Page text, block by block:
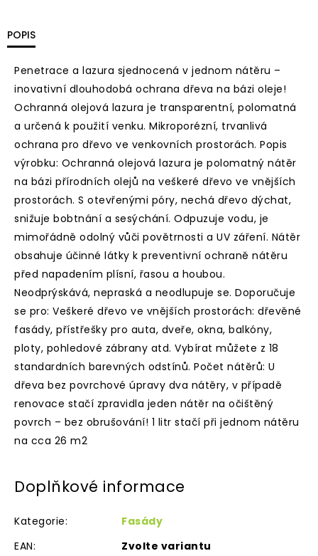
POPIS
Penetrace a lazura sjednocená v jednom nátěru –
inovativní dlouhodobá ochrana dřeva na bázi oleje!
Ochranná olejová lazura je transparentní, polomatná
a určená k použití venku. Mikroporézní, trvanlivá
ochrana pro dřevo ve venkovních prostorách. Popis
výrobku: Ochranná olejová lazura je polomatný nátěr
na bázi přírodních olejů na veškeré dřevo ve vnějších
prostorách. S otevřenými póry, nechá dřevo dýchat,
snižuje bobtnání a sesýchání. Odpuzuje vodu, je
mimořádně odolný vůči povětrnosti a UV záření. Nátěr
obsahuje účinné látky k preventivní ochraně nátěru
před napadením plísní, řasou a houbou.
Neodprýskává, nepraská a neodlupuje se. Doporučuje
se pro: Veškeré dřevo ve vnějších prostorách: dřevěné
fasády, přístřešky pro auta, dveře, okna, balkóny,
ploty, pohledové zábrany atd. Vybírat můžete z 18
standardních barevných odstínů. Počet nátěrů: U
dřeva bez povrchové úpravy dva nátěry, v případě
renovace stačí zpravidla jeden nátěr na očištěný
povrch – bez obrušování! 1 litr stačí při jednom nátěru
na cca 26 m2
Doplňkové informace
Kategorie:
Fasády
EAN: Zvolte variantu